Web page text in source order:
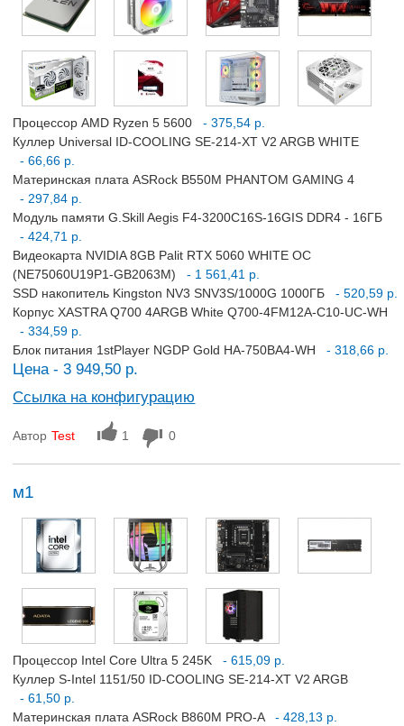
Процессор AMD Ryzen 5 5600
- 375,54 р.
Куллер Universal ID-COOLING SE-214-XT V2 ARGB WHITE
- 66,66 р.
Материнская плата ASRock B550M PHANTOM GAMING 4
- 297,84 р.
Модуль памяти G.Skill Aegis F4-3200C16S-16GIS DDR4 - 16ГБ
- 424,71 р.
Видеокарта NVIDIA 8GB Palit RTX 5060 WHITE OC
(NE75060U19P1-GB2063M)
- 1 561,41 р.
SSD накопитель Kingston NV3 SNV3S/1000G 1000ГБ
- 520,59 р.
Корпус XASTRA Q700 4ARGB White Q700-4FM12A-C10-UC-WH
- 334,59 р.
Блок питания 1stPlayer NGDP Gold HA-750BA4-WH
- 318,66 р.
Цена - 3 949,50 р.
Ссылка на конфигурацию
Автор Test 1 0
м1
Процессор Intel Core Ultra 5 245K
- 615,09 р.
Куллер S-Intel 1151/50 ID-COOLING SE-214-XT V2 ARGB
- 61,50 р.
Материнская плата ASRock B860M PRO-A
- 428,13 р.